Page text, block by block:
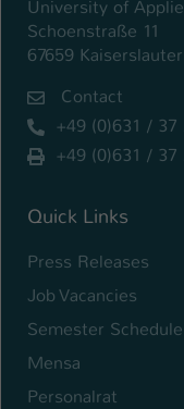
University of
Schoenstraße 11
67659
Contact
+49 (0)631 / 37
+49 (0)631 / 37
Quick Links
Press Releases
Job Vacancies
Semester Schedule
Mensa
Personalrat